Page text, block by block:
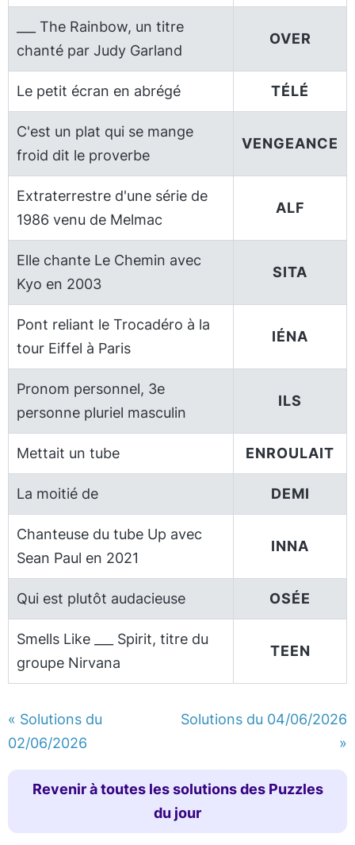
___ The Rainbow, un titre
chanté par Judy Garland
OVER
Le petit écran en abrégé TÉLÉ
C'est un plat qui se mange
froid dit le proverbe
VENGEANCE
Extraterrestre d'une série de
1986 venu de Melmac
ALF
Elle chante Le Chemin avec
Kyo en 2003
SITA
Pont reliant le Trocadéro à la
tour Eiffel à Paris
IÉNA
Pronom personnel, 3e
personne pluriel masculin
ILS
Mettait un tube ENROULAIT
La moitié de DEMI
Chanteuse du tube Up avec
Sean Paul en 2021
INNA
Qui est plutôt audacieuse OSÉE
Smells Like ___ Spirit, titre du
groupe Nirvana
TEEN
« Solutions du
02/06/2026
Solutions du 04/06/2026
»
Revenir à toutes les solutions des Puzzles
du jour